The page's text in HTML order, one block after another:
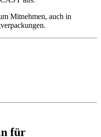
Mitnehmen, auch in
für